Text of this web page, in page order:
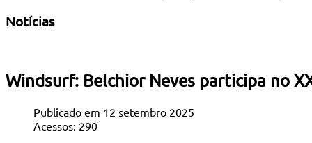
Notícias
Windsurf: Belchior Neves participa no
Publicado em 12 setembro 2025
Acessos: 290